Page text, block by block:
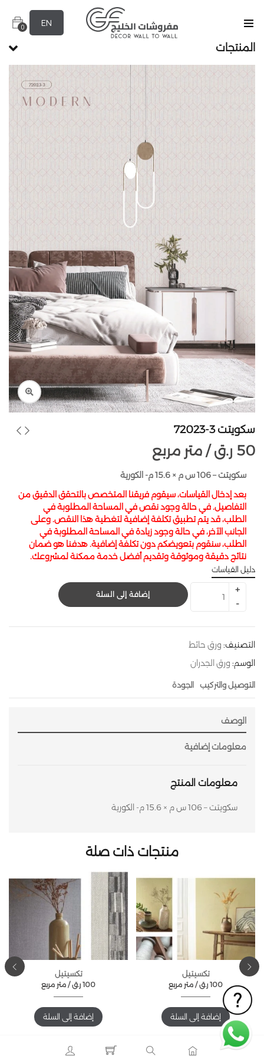
EN
0
المنتجات
سكويتت 3-72023
متر مربع / 50 ر.ق
سكويتت – 106 س م × 15.6 م- الكورية
بعد إدخال القياسات، سيقوم فريقنا المتخصص بالتحقق الدقيق من
التفاصيل. في حالة وجود نقص في المساحة المطلوبة في
الطلب، قد يتم تطبيق تكلفة إضافية لتغطية هذا النقص. وعلى
الجانب الآخر، في حالة وجود زيادة في المساحة المطلوبة في
الطلب، سنقوم بتعويضكم دون تكلفة إضافية. هدفنا هو ضمان
نتائج دقيقة وموثوقة وتقديم أفضل خدمة ممكنة لمشروعك.
دليل القياسات
إضافة إلى السلة
التصنيف: ورق حائط
الوسم: ورق الجدران
التوصيل والتركيب الجودة
الوصف
معلومات إضافية
معلومات المنتج
سكويتت – 106 س م × 15.6 م- الكورية
منتجات ذات صلة
تكسيتيل
متر مربع / 100 ر.ق
إضافة إلى السلة
تكسيتيل
متر مربع / 100 ر.ق
إضافة إلى السلة